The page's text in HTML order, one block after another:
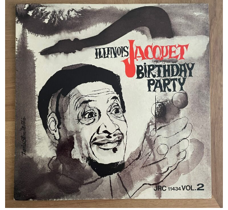
GGについて
買取について
取り置きなどについて
Categories
New Arrivals
新譜
GG RECORD （当店のレーベル）
全商品
JAZZ-US